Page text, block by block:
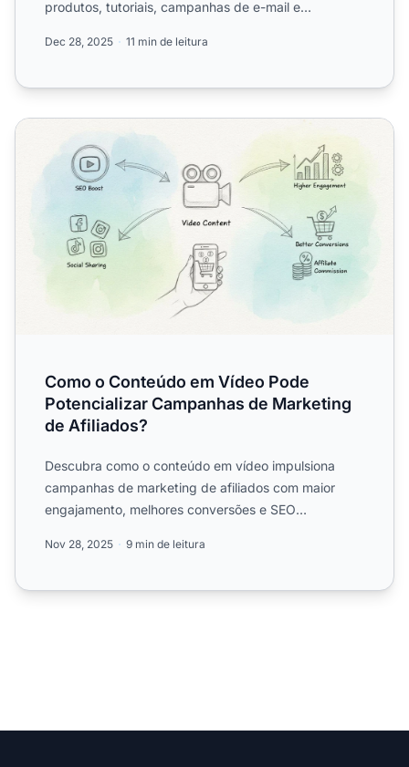
produtos, tutoriais, campanhas de e-mail e
Dec 28, 2025 11 min de leitura
Como o Conteúdo em Vídeo Pode Potencializar
Como o Conteúdo em Vídeo Pode
Potencializar Campanhas de Marketing
de Afiliados?
Descubra como o conteúdo em vídeo impulsiona
campanhas de marketing de afiliados com maior
engajamento, melhores conversões e SEO
Nov 28, 2025 9 min de leitura